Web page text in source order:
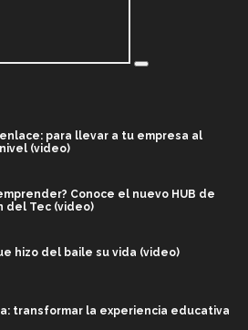
enlace: para llevar a tu empresa al
(video)
Conoce el nuevo HUB de
del Tec (video)
hizo del baile su vida (video)
transformar la experiencia educativa